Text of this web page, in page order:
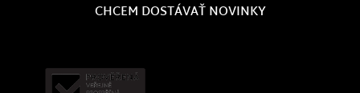
CHCEM DOSTÁVAŤ NOVINKY